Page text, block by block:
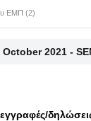
ΕΜΠ (2)
2021 -